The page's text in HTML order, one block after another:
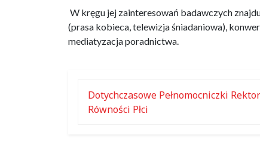
W kręgu jej zainteresowań badawczych
(prasa kobieca, telewizja śniadaniowa),
mediatyzacja poradnictwa.
Dotychczasowe Pełnomocniczki
Równości Płci